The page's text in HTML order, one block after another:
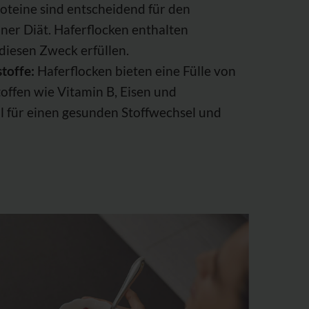
sind entscheidend für den
Diät. Haferflocken enthalten
Zweck erfüllen.
Haferflocken bieten eine Fülle von
wie Vitamin B, Eisen und
für einen gesunden Stoffwechsel und